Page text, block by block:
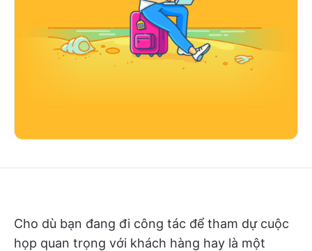
Cho dù bạn đang đi công tác để tham dự cuộc
họp quan trọng với khách hàng hay là một